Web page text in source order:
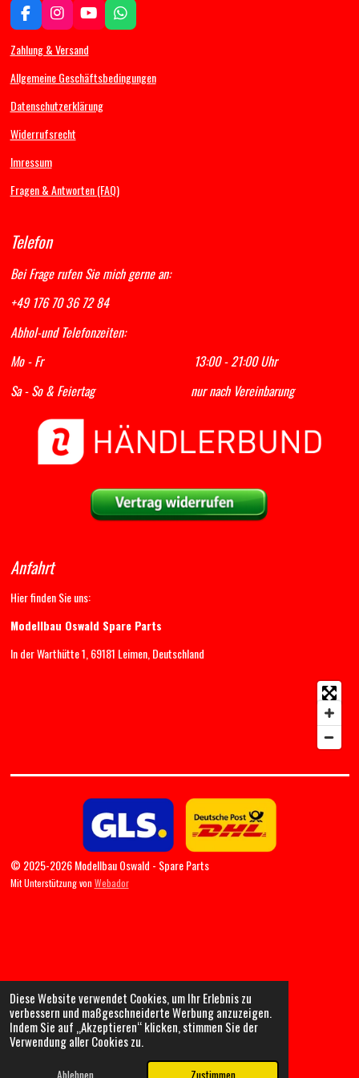
Diese Website verwendet Cookies, um Ihr Erlebnis zu
verbessern und maßgeschneiderte Werbung anzuzeigen.
Indem Sie auf „Akzeptieren“ klicken, stimmen Sie der
Verwendung aller Cookies zu.
Ablehnen Zustimmen
F
a
c
b
o
I
n
s
a
r
m
Y
o
u
u
e
W
h
s
Zahlung & Versand
Allgemeine Geschäftsbedingungen
Datenschutzerklärung
Widerrufsrecht
Imressum
Fragen & Antworten (FAQ)
Telefon
Bei Frage rufen Sie mich gerne an:
+49 176 70 36 72 84
Abhol-und Telefonzeiten:
Mo - Fr 13:00 - 21:00 Uhr
Sa - So & Feiertag nur nach Vereinbarung
Anfahrt
Hier finden Sie uns:
Modellbau Oswald Spare Parts
In der Warthütte 1, 69181 Leimen, Deutschland
© 2025-2026 Modellbau Oswald - Spare Parts
Mit Unterstützung von Webador